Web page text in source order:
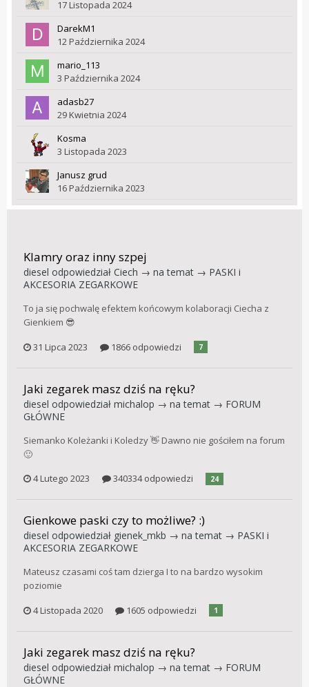
17 Listopada 2024
DarekM1
12 Października 2024
mario_113
3 Października 2024
adasb27
29 Kwietnia 2024
Kosma
3 Listopada 2023
Janusz grud
16 Października 2023
Klamry oraz inny szpej
diesel odpowiedział Ciech → na temat → PASKI i
AKCESORIA ZEGARKOWE
To ja się pochwalę efektem końcowym kolaboracji Ciecha z
Gienkiem 😎
31 Lipca 2023
1866 odpowiedzi 7
Jaki zegarek masz dziś na ręku?
diesel odpowiedział michalop → na temat → FORUM
GŁÓWNE
Siemanko Koleżanki i Koledzy 👋 Dawno nie gościłem na forum
🙂
4 Lutego 2023
340334 odpowiedzi 24
Gienkowe paski czy to możliwe? :)
diesel odpowiedział gienek_mkb → na temat → PASKI i
AKCESORIA ZEGARKOWE
Mateusz czasami coś tam dzierga I to na bardzo wysokim
poziomie
4 Listopada 2020
1605 odpowiedzi 1
Jaki zegarek masz dziś na ręku?
diesel odpowiedział michalop → na temat → FORUM
GŁÓWNE